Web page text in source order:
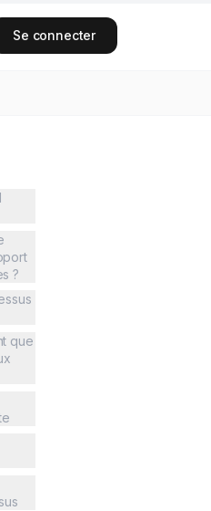
Se connecter
?
que